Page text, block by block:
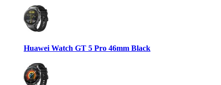
Huawei Watch GT 5 Pro 46mm Black